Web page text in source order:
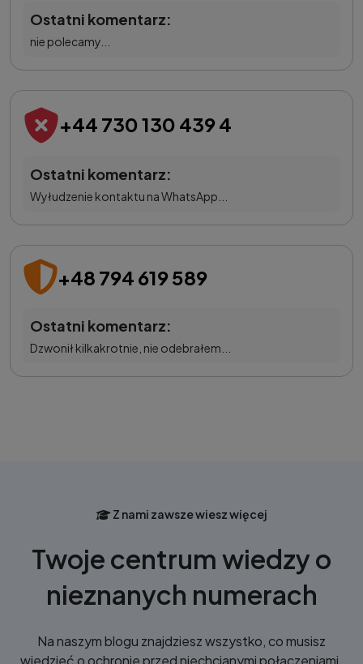
Ostatni komentarz:
nie polecamy...
+44 730 130 439 4
Ostatni komentarz:
Wyłudzenie kontaktu na WhatsApp...
+48 794 619 589
Ostatni komentarz:
Dzwonił kilkakrotnie, nie odebrałem...
Z nami zawsze wiesz więcej
Twoje centrum wiedzy o
nieznanych numerach
Na naszym blogu znajdziesz wszystko, co musisz